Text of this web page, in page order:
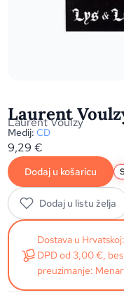
Laurent
Laurent Voulzy
Medij: CD
9,29€
Dodaj u košaricu
Dodaj u listu želja
Dostava u
DPD od 3,00 €,
preuzimanje: